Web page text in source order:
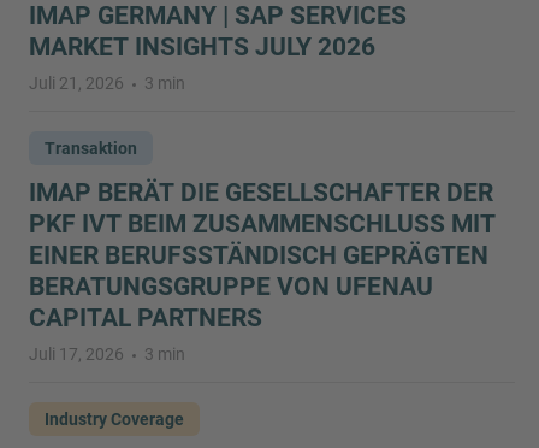
IMAP GERMANY | SAP SERVICES
MARKET INSIGHTS JULY 2026
Juli 21, 2026 3 min
Transaktion
IMAP BERÄT DIE GESELLSCHAFTER DER
PKF IVT BEIM ZUSAMMENSCHLUSS MIT
EINER BERUFSSTÄNDISCH GEPRÄGTEN
BERATUNGSGRUPPE VON UFENAU
CAPITAL PARTNERS
Juli 17, 2026 3 min
Industry Coverage